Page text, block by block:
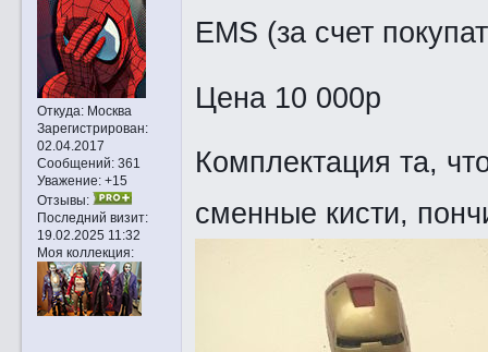
Откуда:Москва
Зарегистрирован:
02.04.2017
Сообщений:361
Уважение: +15
Отзывы:
Последний визит:
19.02.2025 11:32
Моя коллекция:
EMS (за счет
Цена 10 000р
Комплектация та,
сменные кисти,